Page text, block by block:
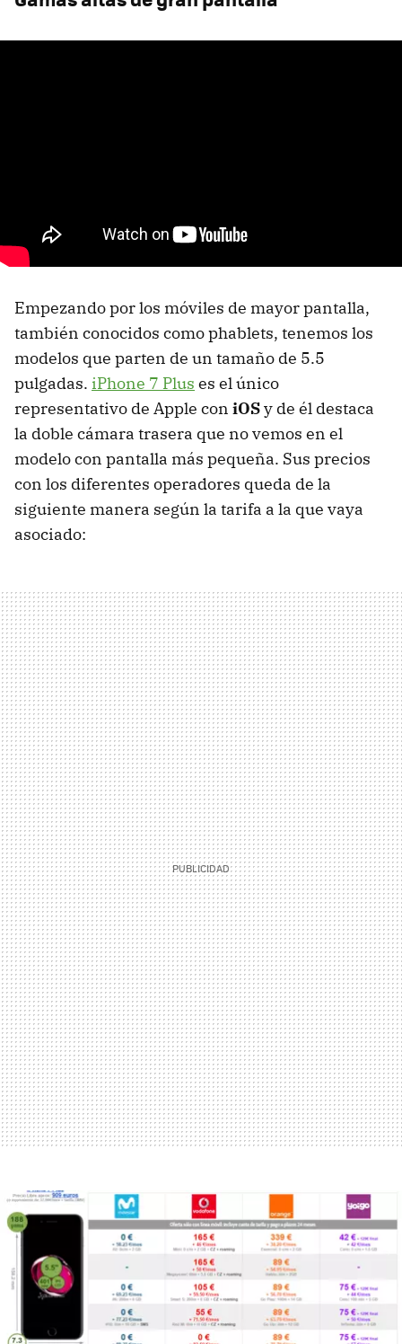
Empezando por los móviles de mayor pantalla,
también conocidos como phablets, tenemos los
modelos que parten de un tamaño de 5.5
pulgadas. iPhone 7 Plus es el único
representativo de Apple con iOSy de él destaca
la doble cámara trasera que no vemos en el
modelo con pantalla más pequeña. Sus precios
con los diferentes operadores queda de la
siguiente manera según la tarifa a la que vaya
asociado: